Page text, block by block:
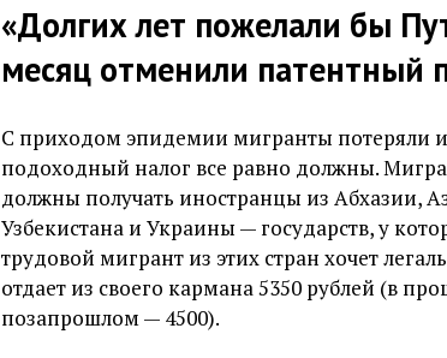
«Долгих лет пожелали бы
месяц отменили патентный
С приходом эпидемии мигранты потеряли
подоходный налог все равно должны.
должны получать иностранцы из Абхазии,
Узбекистана и Украины — государств, у
трудовой мигрант из этих стран хочет
отдает из своего кармана 5350 рублей (в
позапрошлом — 4500).